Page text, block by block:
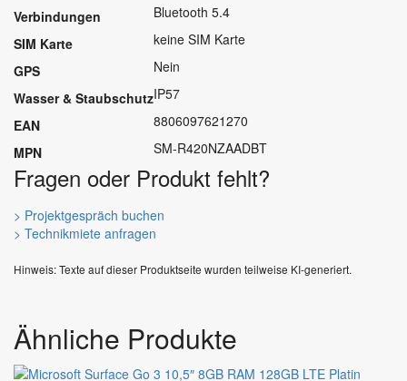
Verbindungen
Bluetooth 5.4
SIM Karte
keine SIM Karte
GPS
Nein
Wasser & StaubschutzIP57
EAN
8806097621270
MPN
SM-R420NZAADBT
Fragen oder Produkt fehlt?
> Projektgespräch buchen
> Technikmiete anfragen
Hinweis: Texte auf dieser Produktseite wurden teilweise KI-generiert.
Ähnliche Produkte